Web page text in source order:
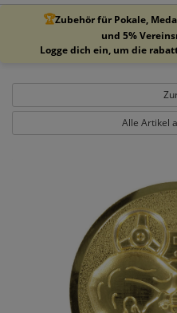
🏆Zubehör für Pokale,
und 5%
Logge dich ein, um die
Alle Artikel